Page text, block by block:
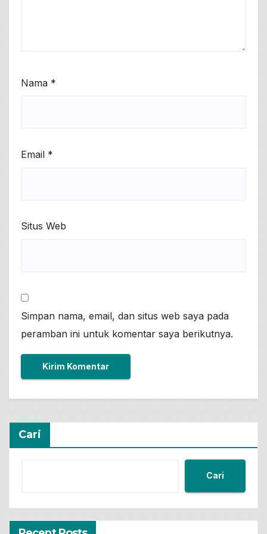
Nama *
Email *
Situs Web
Simpan nama, email, dan situs web saya pada
peramban ini untuk komentar saya berikutnya.
Cari
Cari